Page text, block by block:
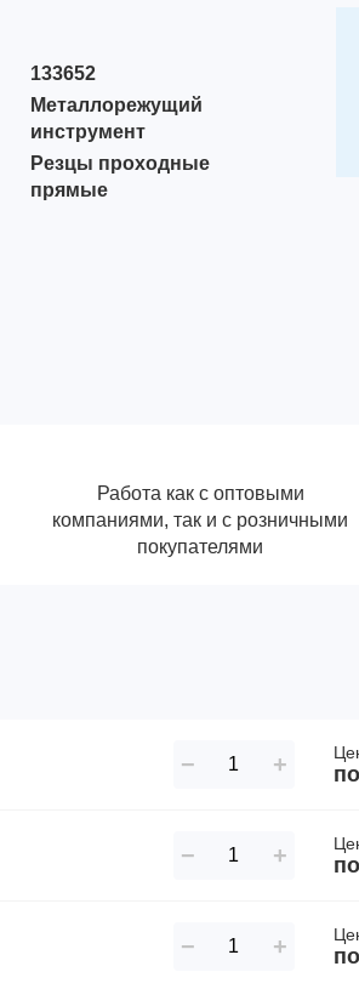
133652
Металлорежущий
инструмент
Резцы проходные
прямые
Работа как с оптовыми
компаниями, так и с розничными
покупателями
− +
− +
− +